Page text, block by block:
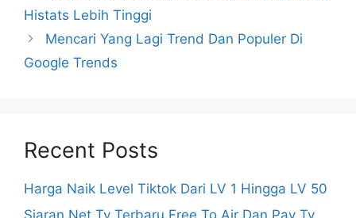
Histats Lebih Tinggi
Mencari Yang Lagi Trend Dan Populer Di
Google Trends
Recent Posts
Harga Naik Level Tiktok Dari LV 1 Hingga LV 50
Siaran Net Tv Terbaru Free To Air Dan Pay Tv